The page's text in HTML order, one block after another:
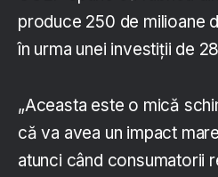
produce 250 de milioane
în urma unei investiții de
„Aceasta este o mică
că va avea un impact
atunci când consumatorii